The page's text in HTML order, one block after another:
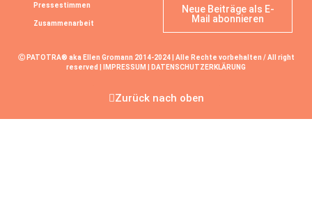
Pressestimmen
Zusammenarbeit
Neue Beiträge als E-
Mail abonnieren
Ⓒ PATOTRA® aka Ellen Gromann 2014-2024 | Alle Rechte vorbehalten / All right
reserved |
IMPRESSUM DATENSCHUTZERKLÄRUNG
Zurück nach oben